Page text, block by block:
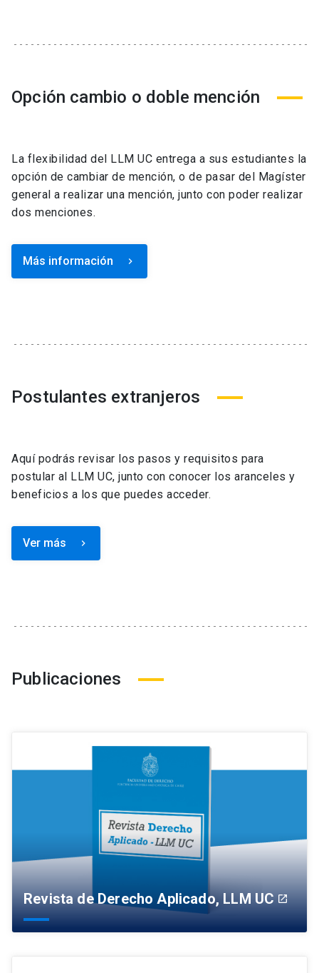
Opción cambio o doble mención
La flexibilidad del LLM UC entrega a sus estudiantes la
opción de cambiar de mención, o de pasar del Magíster
general a realizar una mención, junto con poder realizar
dos menciones.
Más información keyboard_arrow_right
Postulantes extranjeros
Aquí podrás revisar los pasos y requisitos para
postular al LLM UC, junto con conocer los aranceles y
beneficios a los que puedes acceder.
Ver más keyboard_arrow_right
Publicaciones
Revista de Derecho Aplicado, LLM UC launch